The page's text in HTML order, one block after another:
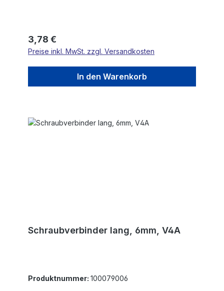
Regulärer Preis:
3,78 €
Preise inkl. MwSt. zzgl. Versandkosten
In den Warenkorb
Schraubverbinder lang, 6mm, V4A
Produktnummer: 100079006